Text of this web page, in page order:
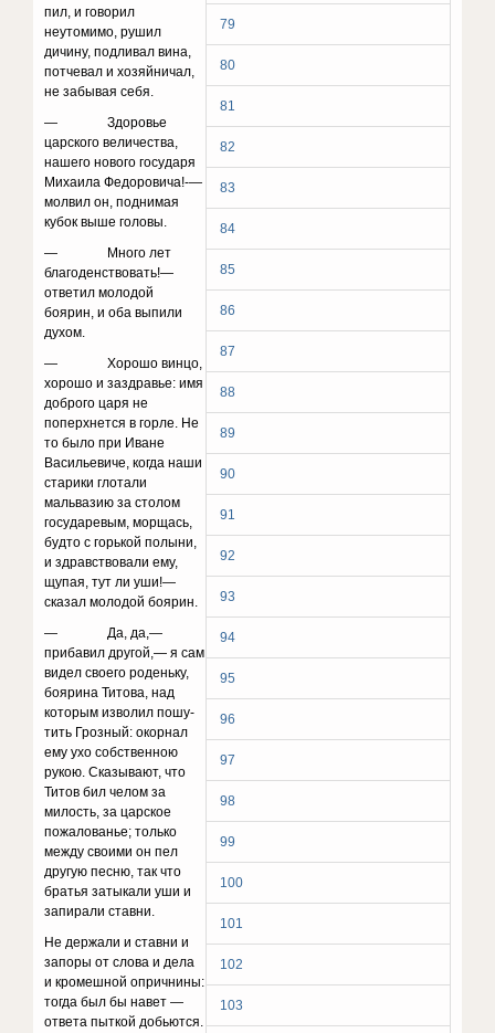
79
80
81
82
83
84
85
86
87
88
89
90
91
92
93
94
95
96
97
98
99
100
101
102
103
пил, и говорил
неутомимо, рушил
дичину, подливал вина,
потчевал и хозяйничал,
не забывая себя.
— Здоровье
царского величества,
нашего нового госу­даря
Михаила Федоровича!-—
молвил он, поднимая
кубок выше головы.
— Много лет
благоденствовать!—
ответил молодой
боярин, и оба выпили
духом.
— Хорошо винцо,
хорошо и заздравье: имя
доброго царя не
поперхнется в горле. Не
то было при Иване
Васильевиче, когда наши
старики глотали
мальвазию за столом
государевым, морщась,
будто с горькой полыни,
и здравствовали ему,
щупая, тут ли уши!—
сказал моло­дой боярин.
— Да, да,—
прибавил другой,— я сам
видел своего роденьку,
боярина Титова, над
которым изволил пошу­
тить Грозный: окорнал
ему ухо собственною
рукою. Сказывают, что
Титов бил челом за
милость, за царское
пожалованье; только
между своими он пел
другую пес­ню, так что
братья затыкали уши и
запирали ставни.
Не держали и ставни и
запоры от слова и дела
и кромешной опричнины:
тогда был бы навет —
ответа пыткой добьются.